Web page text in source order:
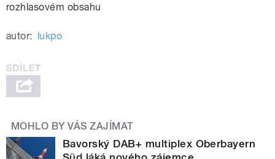
rozhlasovém obsahu
autor: lukpo
MOHLO BY VÁS ZAJÍMAT
Bavorský DAB+ multiplex Oberbayern